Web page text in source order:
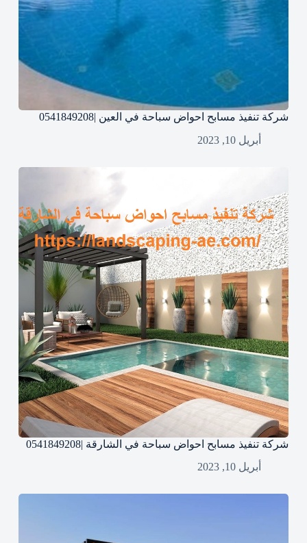
شركة تنفيذ مسابح احواض سباحة في العين |0541849208
أبريل 10, 2023
شركة تنفيذ مسابح احواض سباحة في الشارقة |0541849208
أبريل 10, 2023